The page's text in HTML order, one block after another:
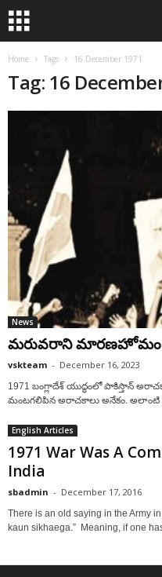
Home Tags 16 December 1971
Tag: 16
News
మరువరాని మారణహోమం
vskteam - December 16, 2023
1971 బంగ్లాదేశ్ యుద్ధంలో పాకిస్తాన్
మంటగలిపిన అరాచకాలు అనేకం. అలాంటి
English Articles
1971 War Was A
India
sbadmin - December 17, 2016
There is an old saying in the Army
kaun sikhaega.” Meaning, if one has